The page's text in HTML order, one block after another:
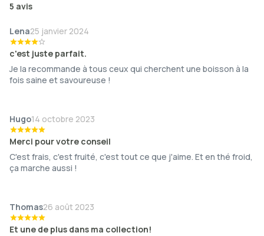
5 avis
Lena25 janvier 2024
c'est juste parfait.
Je la recommande à tous ceux qui cherchent une boisson à la
fois saine et savoureuse !
Hugo14 octobre 2023
Merci pour votre conseil
C'est frais, c'est fruité, c'est tout ce que j'aime. Et en thé froid,
ça marche aussi !
Thomas26 août 2023
Et une de plus dans ma collection!